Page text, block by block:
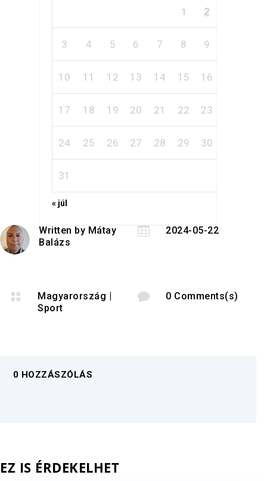
1 2
3 4 5 6 7 8 9
10 11 12 13 14 15 16
17 18 19 20 21 22 23
24 25 26 27 28 29 30
31
« júl
Written by Mátay
Balázs
 2024-05-22
 Magyarország |
Sport
 0 Comments(s)
0 HOZZÁSZÓLÁS
EZ IS ÉRDEKELHET